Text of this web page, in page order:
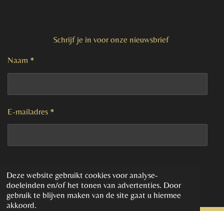
Deze website gebruikt cookies voor analyse-
doeleinden en/of het tonen van advertenties. Door
gebruik te blijven maken van de site gaat u hiermee
akkoord.
Schrijf je in voor onze nieuwsbrief
Naam *
E-mailadres *